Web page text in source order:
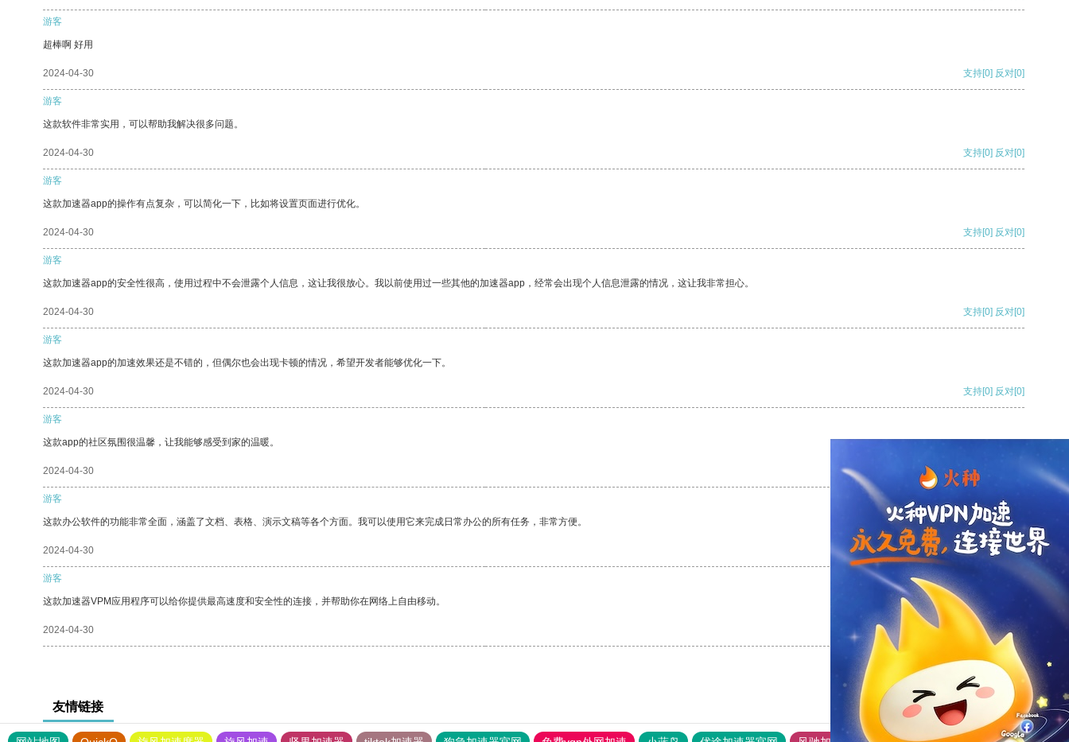
游客
超棒啊 好用
2024-04-30 支持[0] 反对[0]
游客
这款软件非常实用，可以帮助我解决很多问题。
2024-04-30 支持[0] 反对[0]
游客
这款加速器app的操作有点复杂，可以简化一下，比如将设置页面进行优化。
2024-04-30 支持[0] 反对[0]
游客
这款加速器app的安全性很高，使用过程中不会泄露个人信息，这让我很放心。我以前使用过一些其他的加速器app，经常会出现个人信息泄露的情况，这让我非常担心。
2024-04-30 支持[0] 反对[0]
游客
这款加速器app的加速效果还是不错的，但偶尔也会出现卡顿的情况，希望开发者能够优化一下。
2024-04-30 支持[0] 反对[0]
游客
这款app的社区氛围很温馨，让我能够感受到家的温暖。
2024-04-30 支持
游客
这款办公软件的功能非常全面，涵盖了文档、表格、演示文稿等各个方面。我可以使用它来完成日常办公的所有任务，非常方便。
2024-04-30 支持[0] 反对[0]
游客
这款加速器VPM应用程序可以给你提供最高速度和安全性的连接，并帮助你在网络上自由移动。
2024-04-30 支持[0] 反对[0]
友情链接